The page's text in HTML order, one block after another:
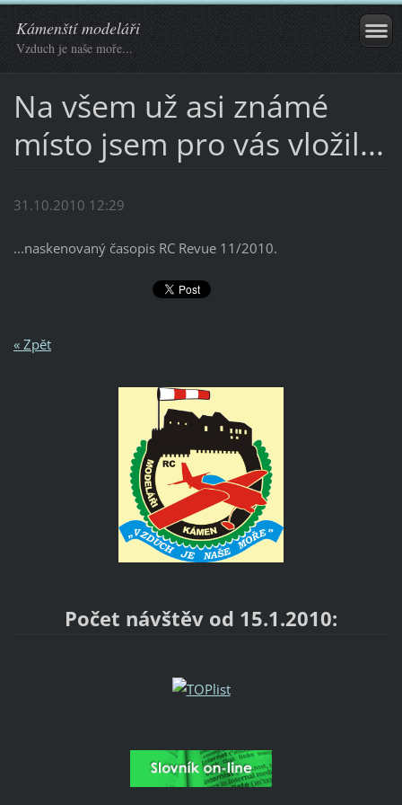
Kámenští modeláři
Vzduch je naše moře...
Na všem už asi známé
místo jsem pro vás vložil...
31.10.2010 12:29
...naskenovaný časopis RC Revue 11/2010.
« Zpět
Počet návštěv od 15.1.2010: